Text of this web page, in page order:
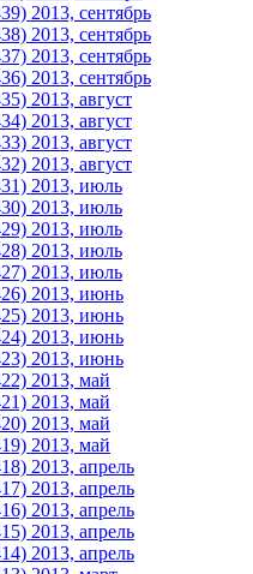
2013, сентябрь
2013, сентябрь
2013, сентябрь
2013, сентябрь
2013, август
2013, август
2013, август
2013, август
2013, июль
2013, июль
2013, июль
2013, июль
2013, июль
2013, июнь
2013, июнь
2013, июнь
2013, июнь
2013, май
2013, май
2013, май
2013, май
2013, апрель
2013, апрель
2013, апрель
2013, апрель
2013, апрель